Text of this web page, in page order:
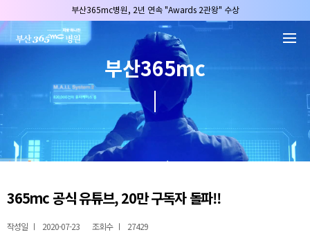
부산365mc병원, 2년 연속 "Awards 2관왕" 수상
2025 "부산365mc 보건복지부 장관상" 수상!
부산365mc병원, 8/15(토) 광복절 정상진료
부산365mc병원, 2년 연속 "Awards 2관왕" 수상
2025 "부산365mc 보건복지부 장관상" 수상!
부산365mc
365mc 공식 유튜브, 20만 구독자 돌파!!
작성일 2020-07-23 조회수 27429